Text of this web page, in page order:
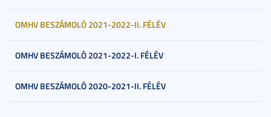
OMHV BESZÁMOLÓ 2021-2022-II. FÉLÉV
OMHV BESZÁMOLÓ 2021-2022-I. FÉLÉV
OMHV BESZÁMOLÓ 2020-2021-II. FÉLÉV